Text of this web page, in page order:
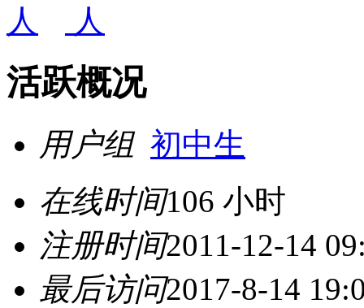
活跃概况
用户组 初中生
在线时间106 小时
注册时间2011-12-14
最后访问2017-8-14